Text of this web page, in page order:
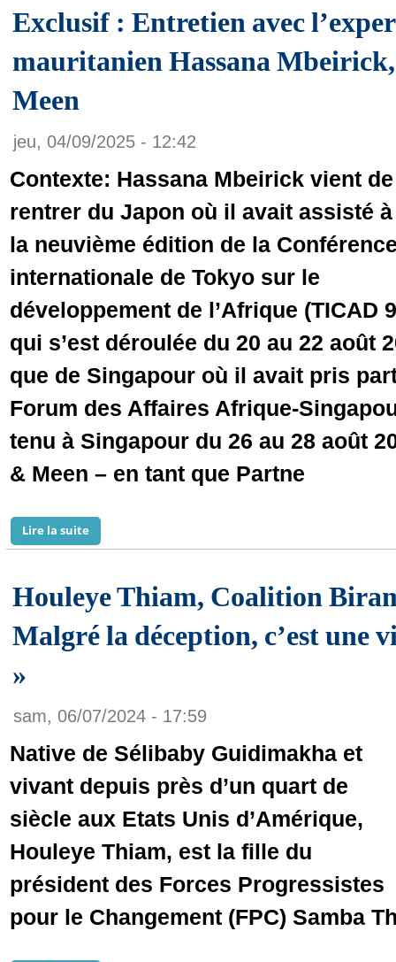
Exclusif : Entretien avec
mauritanien Hassana
Meen
jeu, 04/09/2025 - 12:42
Contexte: Hassana Mbeirick vient de
rentrer du Japon où il avait assisté à
la neuvième édition de la
internationale de Tokyo sur le
développement de l’Afrique (TICAD
qui s’est déroulée du 20 au 22 août
que de Singapour où il avait pris
Forum des Affaires Afrique-
tenu à Singapour du 26 au 28 août
& Meen – en tant que Partne
Lire la suite
Houleye Thiam, Coalition
Malgré la déception, c’est une
»
sam, 06/07/2024 - 17:59
Native de Sélibaby Guidimakha et
vivant depuis près d’un quart de
siècle aux Etats Unis d’Amérique,
Houleye Thiam, est la fille du
président des Forces Progressistes
pour le Changement (FPC) Samba